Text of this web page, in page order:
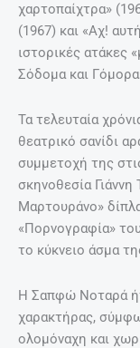
χαρτοπαίχτρα»
(1967) και «Αχ!
ιστορικές ατάκες
Σόδομα και
Τα τελευταία
θεατρικό σανίδι
συμμετοχή της
σκηνοθεσία
Μαρτουράνο»
«Πορνογραφία»
το κύκνειο άσμα
Η Σαπφώ Νοταρά
χαρακτήρας,
ολομόναχη και